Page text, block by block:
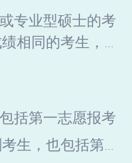
专业型硕士的考
相同的考生，学
括第一志愿报考
生，也包括第一